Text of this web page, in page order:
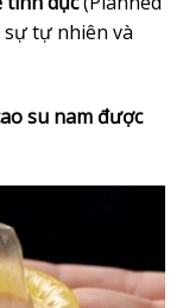
tự nhiên và
su nam được